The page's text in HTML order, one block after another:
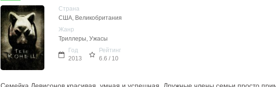
Страна
США, Великобритания
Жанр
Триллеры, Ужасы
Год
2013
Рейтинг
6.6 / 10